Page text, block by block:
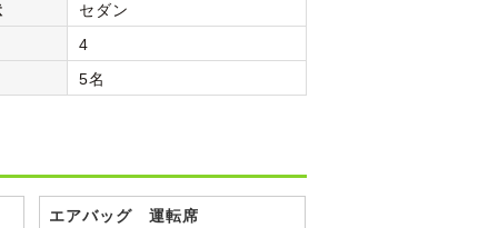
セダン
4
5名
エアバッグ 運転席